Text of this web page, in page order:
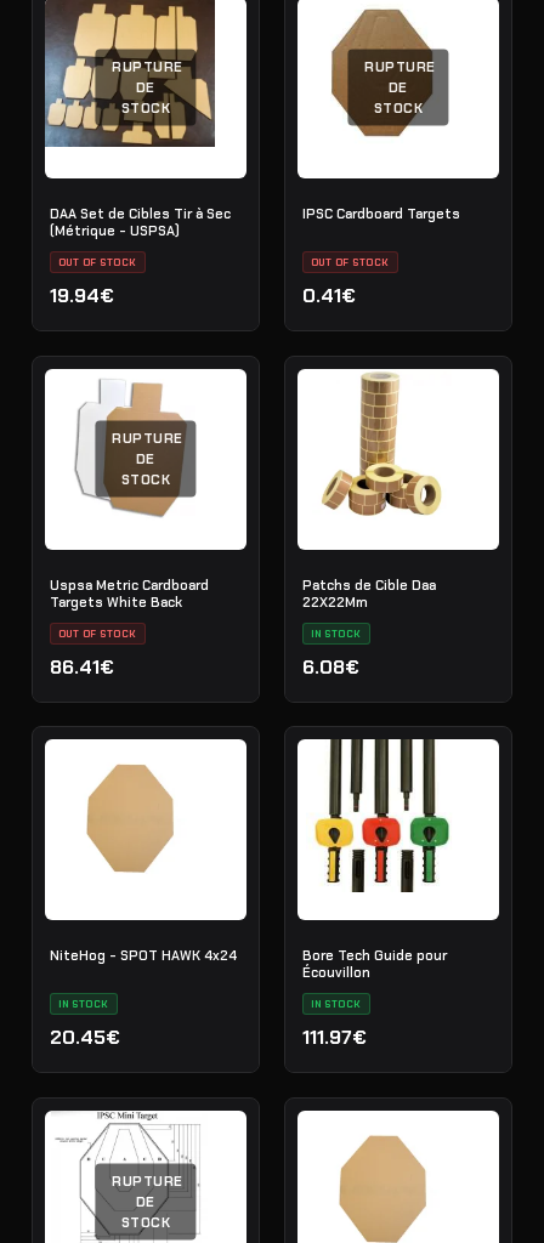
RUPTURE
DE
STOCK
DAA Set de Cibles Tir à Sec
(Métrique - USPSA)
OUT OF STOCK
19.94€
RUPTURE
DE
STOCK
IPSC Cardboard Targets
OUT OF STOCK
0.41€
RUPTURE
DE
STOCK
Uspsa Metric Cardboard
Targets White Back
OUT OF STOCK
86.41€
Patchs de Cible Daa
22X22Mm
IN STOCK
6.08€
NiteHog - SPOT HAWK 4x24
IN STOCK
20.45€
Bore Tech Guide pour
Écouvillon
IN STOCK
111.97€
RUPTURE
DE
STOCK